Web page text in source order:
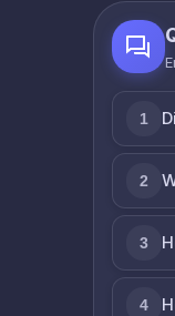
1
2
3
4